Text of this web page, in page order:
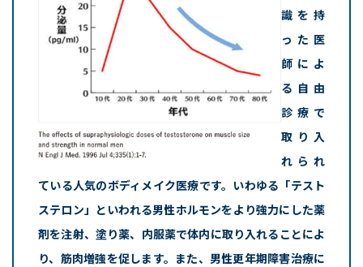
識を持
った医
師によ
る自由
診療で
取り入
れられ
ている人気のボディメイク医療です。 いわゆる「テスト
ステロン」といわれる男性ホルモンをより強力にした薬
剤を注射、塗り薬、内服薬で体内に取り入れることによ
り、筋肉増強を促します。 また、男性更年期障害治療に